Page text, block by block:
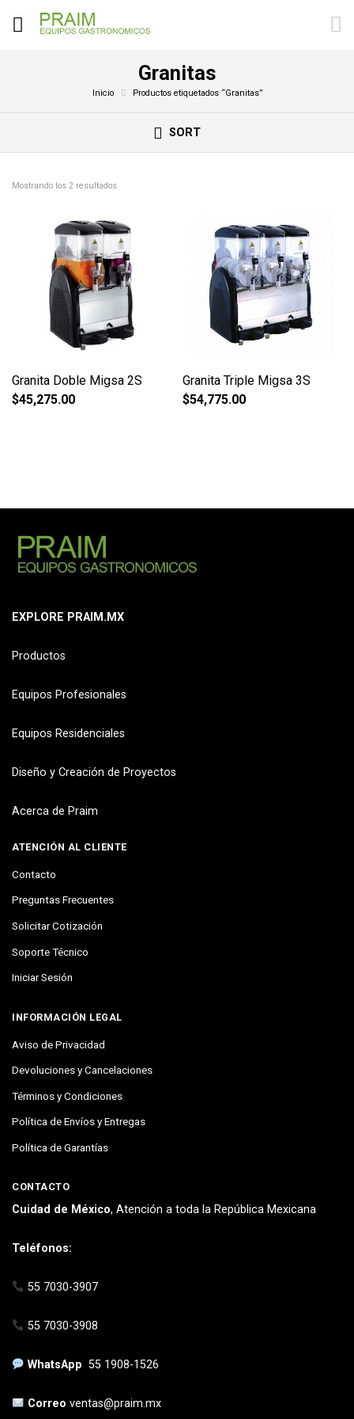
Granitas
Inicio Productos etiquetados “Granitas”
SORT
Mostrando los 2 resultados
Granita Doble Migsa 2S
$45,275.00
Granita Triple Migsa 3S
$54,775.00
EXPLORE PRAIM.MX
Productos
Equipos Profesionales
Equipos Residenciales
Diseño y Creación de Proyectos
Acerca de Praim
ATENCIÓN AL CLIENTE
Contacto
Preguntas Frecuentes
Solicitar Cotización
Soporte Técnico
Iniciar Sesión
INFORMACIÓN LEGAL
Aviso de Privacidad
Devoluciones y Cancelaciones
Términos y Condiciones
Política de Envíos y Entregas
Política de Garantías
CONTACTO
Cuidad de México, Atención a toda la República Mexicana
Teléfonos:
55 7030-3907
55 7030-3908
WhatsApp55 1908-1526
Correoventas@praim.mx